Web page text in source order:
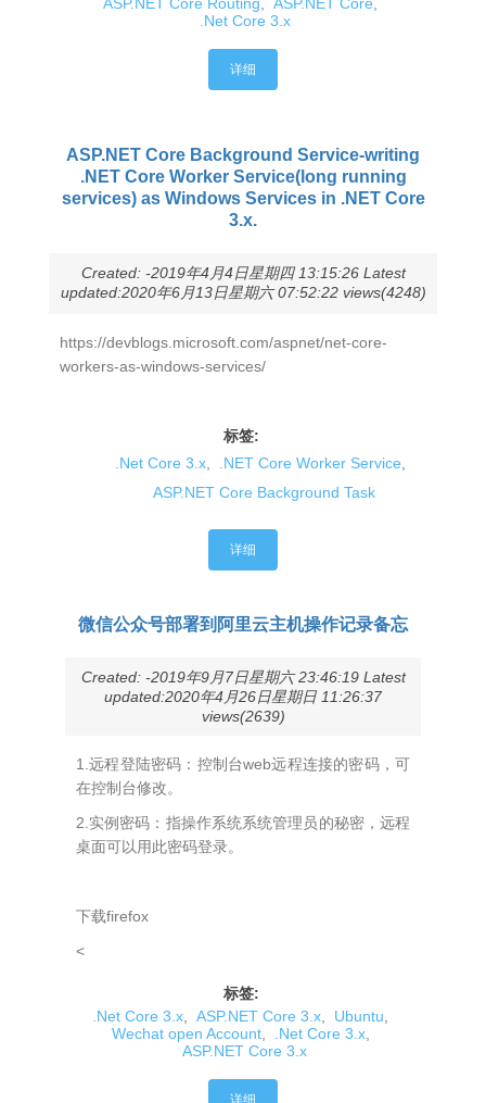
.Net Core 3.x
详细
ASP.NET Core Background Service-writing
.NET Core Worker Service(long running
services) as Windows Services in .NET Core
3.x.
Created: -2019年4月4日星期四 13:15:26 Latest
updated:2020年6月13日星期六 07:52:22 views(4248)
https://devblogs.microsoft.com/aspnet/net-core-
workers-as-windows-services/
标签:
.Net Core 3.x, .NET Core Worker Service
ASP.NET Core Background Task
详细
微信公众号部署到阿里云主机操作记录备忘
Created: -2019年9月7日星期六 23:46:19 Latest
updated:2020年4月26日星期日 11:26:37
views(2639)
1.远程登陆密码：控制台web远程连接的密码，可
在控制台修改。
2.实例密码：指操作系统系统管理员的秘密，远程
桌面可以用此密码登录。
下载firefox
<
标签:
.Net Core 3.x
ASP.NET Core 3.x Ubuntu
Wechat open Account, .Net Core 3.x,
ASP.NET Core 3.x
详细